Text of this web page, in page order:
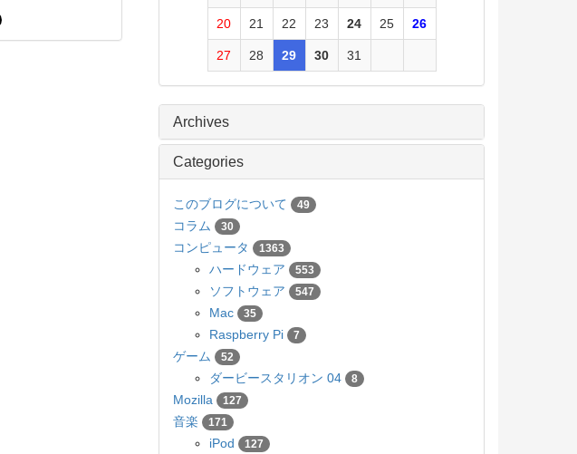
20 21 22 23 24 25 26
27 28 29 30 31
Archives
Categories
このブログについて 49
コラム 30
コンピュータ 1363
ハードウェア 553
ソフトウェア 547
Mac 35
Raspberry Pi 7
ゲーム 52
ダービースタリオン 04 8
Mozilla 127
音楽 171
iPod 127